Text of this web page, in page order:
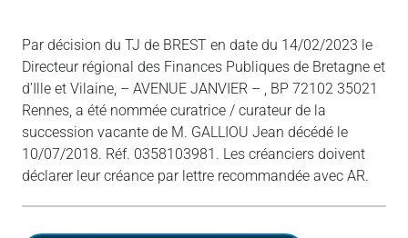
Par décision du TJ de BREST en date du 14/02/2023 le
Directeur régional des Finances Publiques de Bretagne et
d’Ille et Vilaine, – AVENUE JANVIER – , BP 72102 35021
Rennes, a été nommée curatrice / curateur de la
succession vacante de M. GALLIOU Jean décédé le
10/07/2018. Réf. 0358103981. Les créanciers doivent
déclarer leur créance par lettre recommandée avec AR.